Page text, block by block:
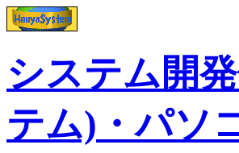
システム開
テム)・パソ